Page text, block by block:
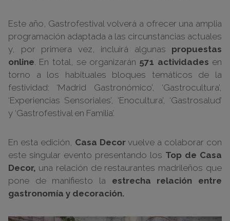
Este año, Gastrofestival volverá a ofrecer una amplia
programación adaptada a las circunstancias actuales
y, por primera vez, incluirá algunas propuestas
online. En total, se organizarán 571 actividades en
torno a los habituales bloques temáticos de la
festividad: ‘Madrid Gastronómico’, ‘Gastrocultura’,
‘Experiencias Sensoriales’, ‘Enocultura’, ‘Gastrosalud’
y ‘Gastrofestival en Familia’.
En esta edición, Casa Decorvuelve a colaborar con
este singular evento presentando los Top de Casa
Decor, una relación de restaurantes madrileños que
pone de manifiesto la estrecha relación entre
gastronomía y decoración.